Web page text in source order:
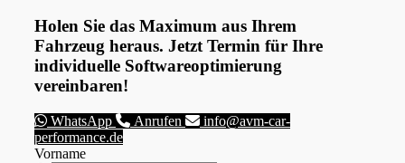
Holen Sie das Maximum aus Ihrem
Fahrzeug heraus. Jetzt Termin für Ihre
individuelle Softwareoptimierung
vereinbaren!
WhatsApp Anrufen
info@avm-car-
performance.de
Vorname